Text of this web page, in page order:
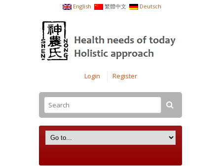
English 繁體中文 Deutsch
Login Register